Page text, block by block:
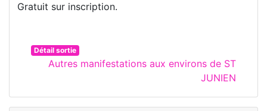
Gratuit sur inscription.
Détail sortie
Autres manifestations aux environs de ST
JUNIEN